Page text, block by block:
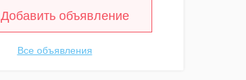
Добавить объявление
Все объявления